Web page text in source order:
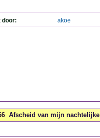
door: akoe
Afscheid van mijn nachtelijke